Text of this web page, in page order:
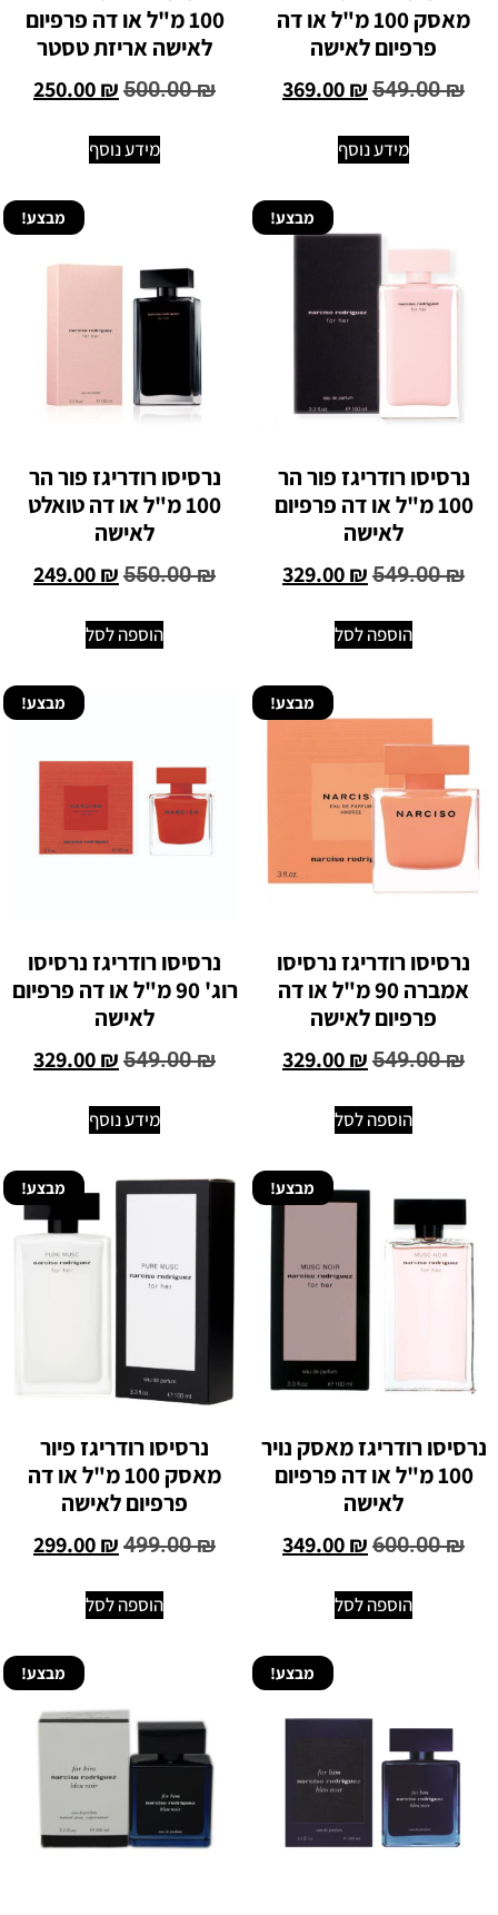
מאסק 100 מ"ל או דה
פרפיום לאישה
549.00₪
369.00₪
מידע נוסף
100 מ"ל או דה פרפיום
לאישה אריזת טסטר
500.00₪
250.00₪
מידע נוסף
מבצע!
נרסיסו רודריגז פור הר
100 מ"ל או דה פרפיום
לאישה
549.00₪
329.00₪
הוספה לסל
מבצע!
נרסיסו רודריגז פור הר
100 מ"ל או דה טואלט
לאישה
550.00₪
249.00₪
הוספה לסל
מבצע!
נרסיסו רודריגז נרסיסו
אמברה 90 מ"ל או דה
פרפיום לאישה
549.00₪
329.00₪
הוספה לסל
מבצע!
נרסיסו רודריגז נרסיסו
רוג' 90 מ"ל או דה פרפיום
לאישה
549.00₪
329.00₪
מידע נוסף
מבצע!
נרסיסו רודריגז מאסק נויר
100 מ"ל או דה פרפיום
לאישה
600.00₪
349.00₪
הוספה לסל
מבצע!
נרסיסו רודריגז פיור
מאסק 100 מ"ל או דה
פרפיום לאישה
499.00₪
299.00₪
הוספה לסל
מבצע! מבצע!